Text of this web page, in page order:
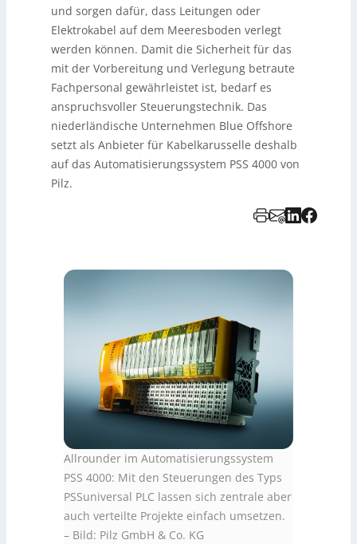
und sorgen dafür, dass Leitungen oder
Elektrokabel auf dem Meeresboden verlegt
werden können. Damit die Sicherheit für das
mit der Vorbereitung und Verlegung betraute
Fachpersonal gewährleistet ist, bedarf es
anspruchsvoller Steuerungstechnik. Das
niederländische Unternehmen Blue Offshore
setzt als Anbieter für Kabelkarusselle deshalb
auf das Automatisierungssystem PSS 4000 von
Pilz.
Allrounder im Automatisierungssystem
PSS 4000: Mit den Steuerungen des Typs
PSSuniversal PLC lassen sich zentrale aber
auch verteilte Projekte einfach umsetzen.
– Bild: Pilz GmbH & Co. KG